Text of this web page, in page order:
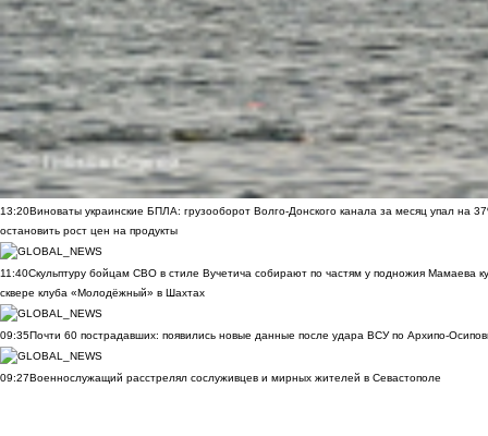
13:20Виноваты украинские БПЛА: грузооборот Волго-Донского канала за месяц упал на
остановить рост цен на продукты
11:40Скульптуру бойцам СВО в стиле Вучетича собирают по частям у подножия Мамаева
сквере клуба «Молодёжный» в Шахтах
09:35Почти 60 пострадавших: появились новые данные после удара ВСУ по Архипо-
09:27Военнослужащий расстрелял сослуживцев и мирных жителей в Севастополе